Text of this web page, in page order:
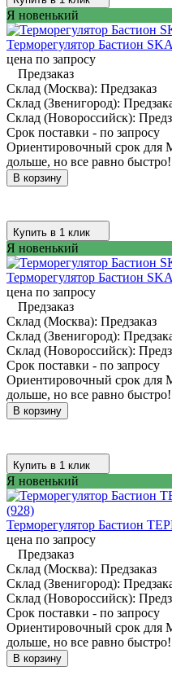
Я новенький
Терморегулятор Бастион
цена по запросу
Предзаказ
Склад (Москва): Предзаказ
Склад (Звенигород):
Склад (Новороссийск):
Срок поставки - по запросу
Ориентировочный срок
дольше, но все равно быстро!
В корзину
Купить в 1 клик
Я новенький
Терморегулятор Бастион
цена по запросу
Предзаказ
Склад (Москва): Предзаказ
Склад (Звенигород):
Склад (Новороссийск):
Срок поставки - по запросу
Ориентировочный срок
дольше, но все равно быстро!
В корзину
Купить в 1 клик
Я новенький
Терморегулятор Бастион
цена по запросу
Предзаказ
Склад (Москва): Предзаказ
Склад (Звенигород):
Склад (Новороссийск):
Срок поставки - по запросу
Ориентировочный срок
дольше, но все равно быстро!
В корзину